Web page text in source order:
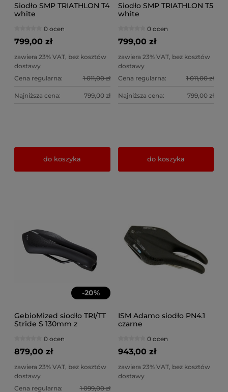
Siodło SMP TRIATHLON T4
white
0 ocen
799,00 zł
zawiera 23% VAT, bez kosztów
dostawy
Cena regularna:
1 011,00 zł
Najniższa cena: 799,00 zł
do koszyka
Siodło SMP TRIATHLON T5
white
0 ocen
799,00 zł
zawiera 23% VAT, bez kosztów
dostawy
Cena regularna:
1 011,00 zł
Najniższa cena: 799,00 zł
do koszyka
-20%
GebioMized siodło TRI/TT
Stride S 130mm z
0 ocen
879,00 zł
zawiera 23% VAT, bez kosztów
dostawy
Cena regularna:
1 099,00 zł
ISM Adamo siodło PN4.1
czarne
0 ocen
943,00 zł
zawiera 23% VAT, bez kosztów
dostawy